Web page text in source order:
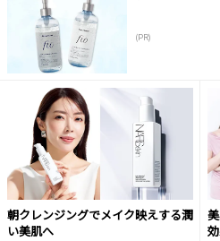
(PR)
朝クレンジングでメイク映えする潤
い美肌へ